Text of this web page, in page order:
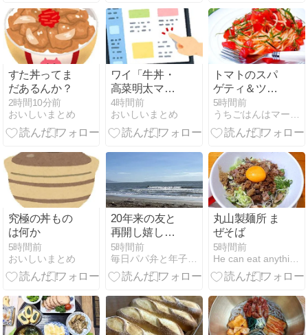
の茹で方！！
すた丼ってま
だあるんか？
2時間10分前
おいしいまとめ
ワイ「牛丼・
高菜明太マヨ
牛丼・とろろ
オクラ牛丼を
注文っと」ｼｭ
4時間前
おいしいまとめ
トマトのスパ
ゲティ＆ツナ
マヨポテトサ
ラダ
5時間前
うちごはんはマーシャもいっしょ♪
究極の丼もの
は何か
5時間前
おいしいまとめ
20年来の友と
再開し嬉しか
った事。
5時間前
丸山製麺所 ま
ぜそば
5時間前